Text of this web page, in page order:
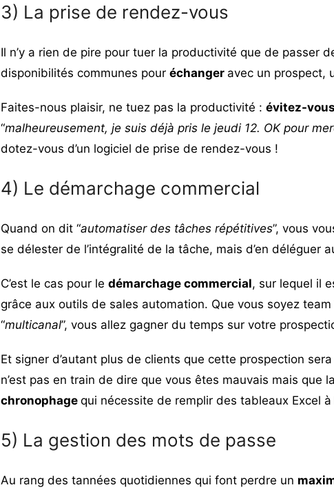
3) La prise de rendez-vous
Il n’y a rien de pire pour tuer la productivité que de passer
disponibilités communes pour échanger avec un prospect,
Faites-nous plaisir, ne tuez pas la productivité : évitez-vous
“malheureusement, je suis déjà pris le jeudi 12. OK pour
dotez-vous d’un logiciel de prise de rendez-vous !
4) Le démarchage commercial
Quand on dit “automatiser des tâches répétitives”, vous
se délester de l’intégralité de la tâche, mais d’en déléguer
C’est le cas pour le démarchage commercial, sur lequel il
grâce aux outils de sales automation. Que vous soyez team
“multicanal”, vous allez gagner du temps sur votre
Et signer d’autant plus de clients que cette prospection
n’est pas en train de dire que vous êtes mauvais mais que
chronophage qui nécessite de remplir des tableaux Excel à
5) La gestion des mots de passe
Au rang des tannées quotidiennes qui font perdre un